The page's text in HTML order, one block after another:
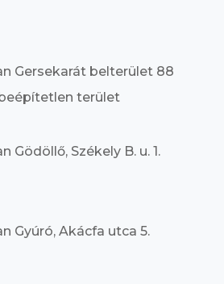
Gersekarát belterület 88
terület
Gödöllő, Székely B. u. 1.
Gyúró, Akácfa utca 5.